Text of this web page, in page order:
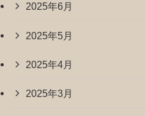
2025年6月
2025年5月
2025年4月
2025年3月